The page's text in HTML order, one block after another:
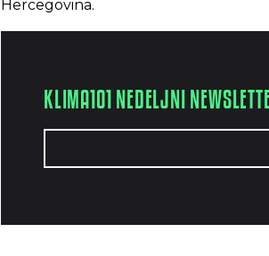
Hercegovina.
KLIMA101 NEDELJNI